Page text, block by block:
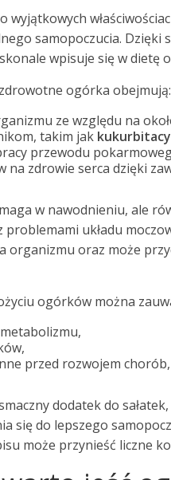
wyjątkowych
samopoczucia. Dzięki
wpisuje się w dietę
zdrowotne ogórka obejmują:
ze względu na
takim jak
przewodu
na zdrowie serca dzięki
w nawodnieniu, ale
problemami układu
organizmu oraz może
ogórków można
przed rozwojem
dodatek do
się do lepszego
może przynieść liczne